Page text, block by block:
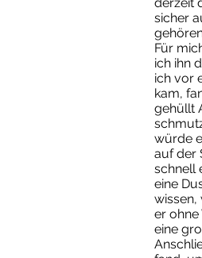
sicher
Für
ich ihn
ich vor
kam,
gehüllt
würde
auf der
schnell
eine
wissen,
er
eine